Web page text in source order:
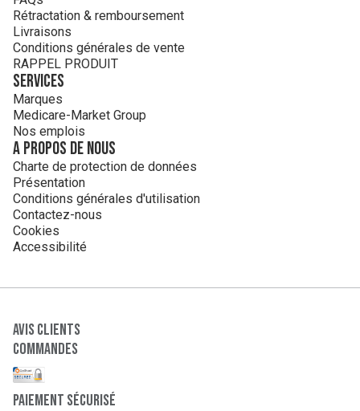
Rétractation & remboursement
Livraisons
Conditions générales de vente
RAPPEL PRODUIT
Services
Marques
Medicare-Market Group
Nos emplois
A propos de nous
Charte de protection de données
Présentation
Conditions générales d'utilisation
Contactez-nous
Cookies
Accessibilité
Avis clients
Commandes
paiement sécurisé